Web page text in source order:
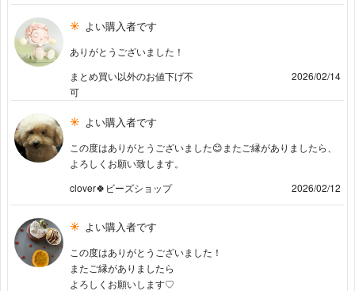
よい購入者です
ありがとうございました！
まとめ買い以外のお値下げ不
可
2026/02/14
よい購入者です
この度はありがとうございました😊またご縁がありましたら、
よろしくお願い致します。
clover🍀ビーズショップ
2026/02/12
よい購入者です
この度はありがとうございました！
またご縁がありましたら
よろしくお願いします♡